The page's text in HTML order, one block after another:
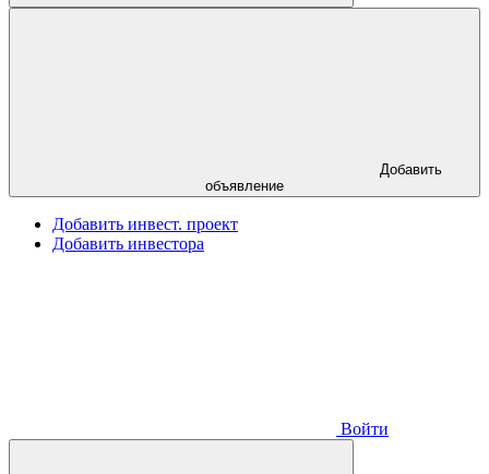
объявление
Добавить инвест. проект
Добавить инвестора
Войти